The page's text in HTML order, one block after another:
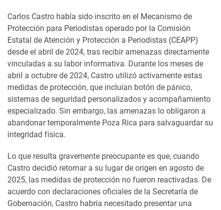
Carlos Castro había sido inscrito en el Mecanismo de
Protección para Periodistas operado por la Comisión
Estatal de Atención y Protección a Periodistas (CEAPP)
desde el abril de 2024, tras recibir amenazas directamente
vinculadas a su labor informativa. Durante los meses de
abril a octubre de 2024, Castro utilizó activamente estas
medidas de protección, que incluían botón de pánico,
sistemas de seguridad personalizados y acompañamiento
especializado. Sin embargo, las amenazas lo obligaron a
abandonar temporalmente Poza Rica para salvaguardar su
integridad física.
Lo que resulta gravemente preocupante es que, cuando
Castro decidió retornar a su lugar de origen en agosto de
2025, las medidas de protección no fueron reactivadas. De
acuerdo con declaraciones oficiales de la Secretaría de
Gobernación, Castro habría necesitado presentar una